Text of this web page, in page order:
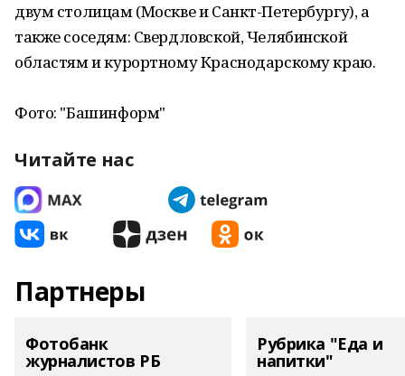
двум столицам (Москве и Санкт-Петербургу), а
также соседям: Свердловской, Челябинской
областям и курортному Краснодарскому краю.
Фото: "Башинформ"
Читайте нас
Партнеры
Фотобанк
журналистов РБ
Рубрика "Еда и
напитки"